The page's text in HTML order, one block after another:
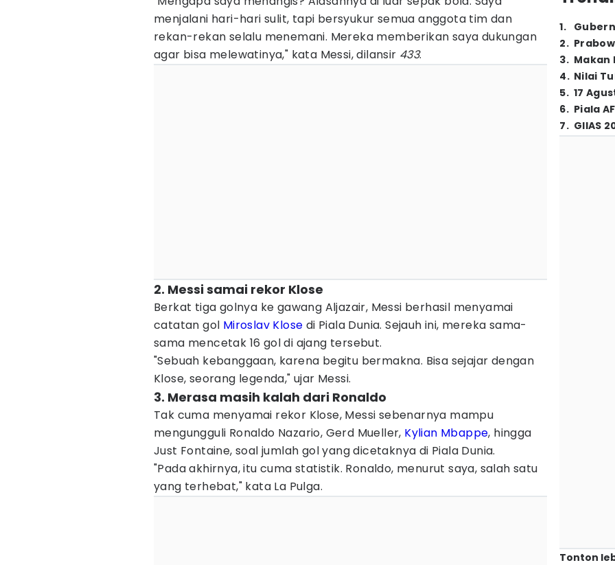
menjalani hari-hari sulit, tapi bersyukur semua anggota tim dan
rekan-rekan selalu menemani. Mereka memberikan saya dukungan
agar bisa melewatinya," kata Messi, dilansir 433.
2. Messi samai rekor Klose
Berkat tiga golnya ke gawang Aljazair, Messi berhasil menyamai
catatan gol Miroslav Klose di Piala Dunia. Sejauh ini, mereka sama-
sama mencetak 16 gol di ajang tersebut.
"Sebuah kebanggaan, karena begitu bermakna. Bisa sejajar dengan
Klose, seorang legenda," ujar Messi.
3. Merasa masih kalah dari Ronaldo
Tak cuma menyamai rekor Klose, Messi sebenarnya mampu
mengungguli Ronaldo Nazario, Gerd Mueller, Kylian Mbappe, hingga
Just Fontaine, soal jumlah gol yang dicetaknya di Piala Dunia.
"Pada akhirnya, itu cuma statistik. Ronaldo, menurut saya, salah satu
yang terhebat," kata La Pulga.
1.
2.
3. Makan
4. Nilai
5. 17
6. Piala
7. GIIAS
Tonton